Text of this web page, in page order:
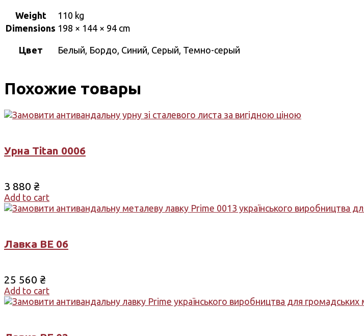
Weight
110 kg
Dimensions 198 × 144 × 94 cm
Цвет Белый, Бордо, Синий, Серый, Темно-серый
Похожие товары
Урна Titan 0006
3 880 ₴
Add to cart
Лавка ВЕ 06
25 560 ₴
Add to cart